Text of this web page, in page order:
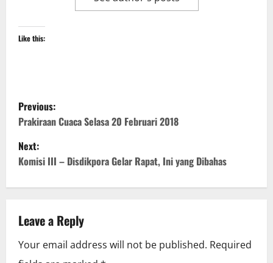
Like this:
P
o
s
a
v
Previous:
Prakiraan Cuaca Selasa 20 Februari 2018
Next:
Komisi III – Disdikpora Gelar Rapat, Ini yang Dibahas
Leave a Reply
Your email address will not be published. Required